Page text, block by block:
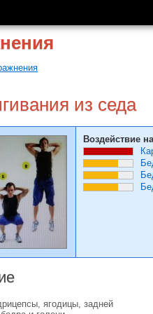
из седа
Воздействие
ягодицы, задней